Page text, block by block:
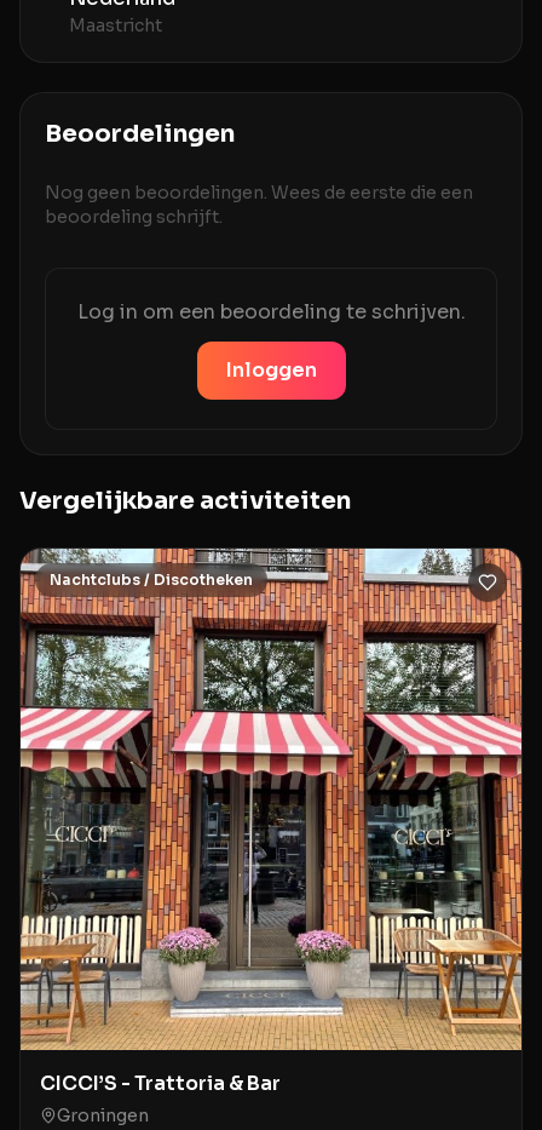
Maastricht
Beoordelingen
Nog geen beoordelingen. Wees de eerste die een
beoordeling schrijft.
Log in om een beoordeling te schrijven.
Inloggen
Vergelijkbare activiteiten
Nachtclubs / Discotheken
CICCI’S - Trattoria & Bar
Groningen